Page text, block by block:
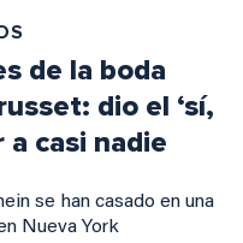
de la boda
dio el ‘sí,
a casi nadie
se han casado en una
Nueva York